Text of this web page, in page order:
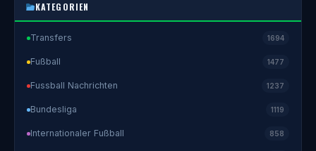
KATEGORIEN
Transfers 1694
Fußball 1477
Fussball Nachrichten 1237
Bundesliga 1119
Internationaler Fußball 858